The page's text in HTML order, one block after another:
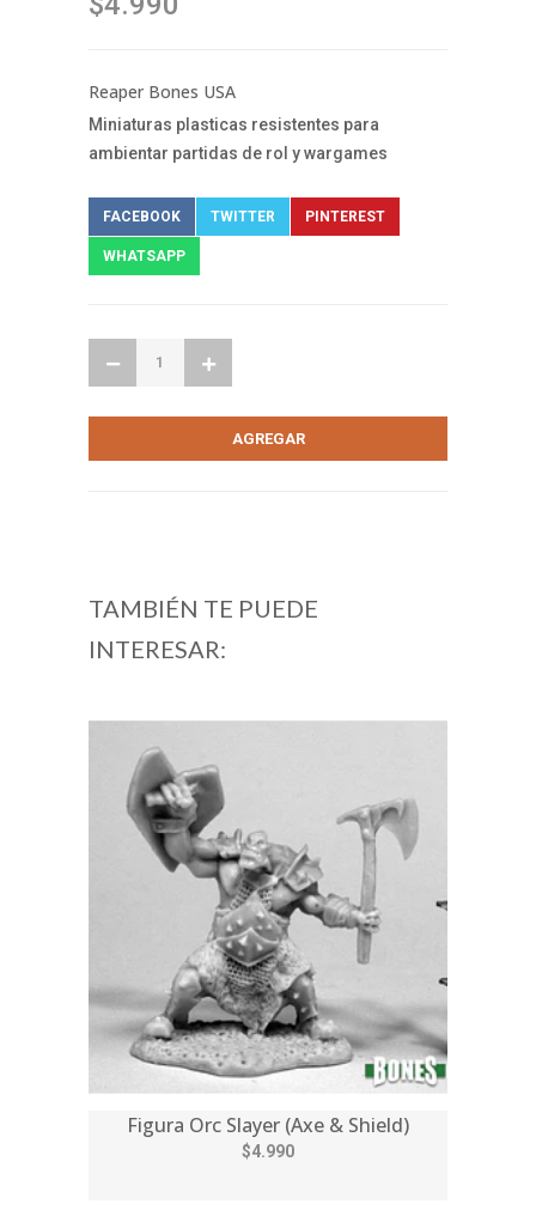
Reaper Bones USA
Miniaturas plasticas resistentes para
ambientar partidas de rol y wargames
FACEBOOK TWITTER PINTEREST
WHATSAPP
TAMBIÉN TE PUEDE
INTERESAR:
Figura Orc Slayer (Axe & Shield)
$4.990